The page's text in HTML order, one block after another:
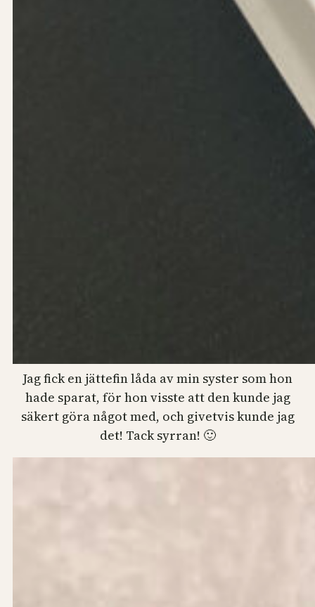
Jag fick en jättefin låda av min syster som hon
hade sparat, för hon visste att den kunde jag
säkert göra något med, och givetvis kunde jag
det! Tack syrran! 🙂